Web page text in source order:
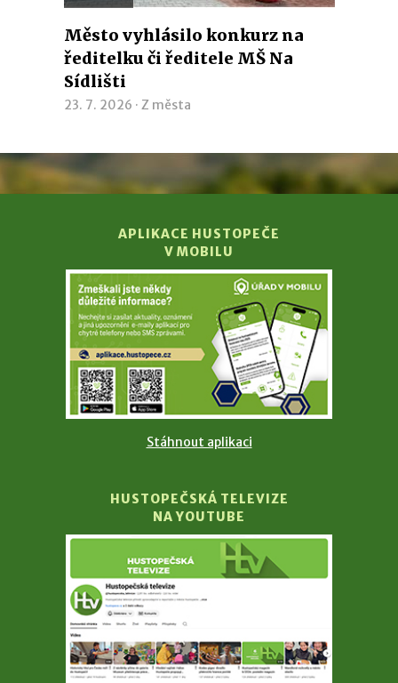
Město vyhlásilo konkurz na
ředitelku či ředitele MŠ Na
Sídlišti
23. 7. 2026 · Z města
APLIKACE HUSTOPEČE
V MOBILU
Stáhnout aplikaci
HUSTOPEČSKÁ TELEVIZE
NA YOUTUBE